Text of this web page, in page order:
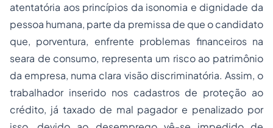
atentatória aos princípios da isonomia e dignidade da
pessoa humana, parte da premissa de que o candidato
que, porventura, enfrente problemas financeiros na
seara de consumo, representa um risco ao patrimônio
da empresa, numa clara visão discriminatória. Assim, o
trabalhador inserido nos cadastros de proteção ao
crédito, já taxado de mal pagador e penalizado por